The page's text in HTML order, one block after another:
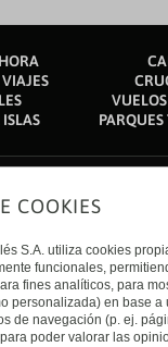
Inglés
interés
COOKIES
S.A. utiliza cookies
funcionales,
fines analíticos, para
personalizada) en base a
de navegación (p. ej.
poder valorar las